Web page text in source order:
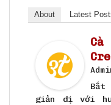
About Latest
Cà
Bắt
giản dị với